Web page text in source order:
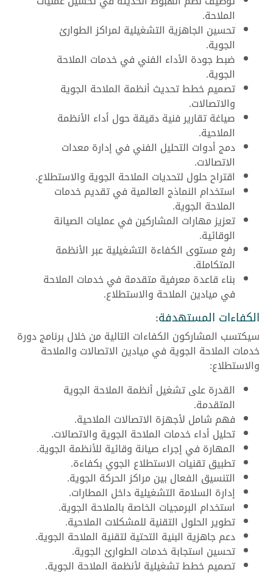
الملاحة.
تحسين الجاهزية التشغيلية لمراكز الطوارئ
الجوية.
ضبط جودة الأداء الفني في خدمات الملاحة
الجوية.
تصميم خطط تحديث أنظمة الملاحة الجوية
والاتصالات.
صياغة تقارير فنية دقيقة حول أداء الأنظمة
الملاحية.
دمج أدوات التحليل الفني في إدارة معدات
الاتصالات.
اقتراح حلول لتحديات الملاحة الجوية والاستطلاع.
استخدام النماذج العالمية في تقديم خدمات
الملاحة الجوية.
تعزيز مهارات المشاركين في عمليات الصيانة
الوقائية.
رفع مستوى الكفاءة التشغيلية عبر الأنظمة
المتكاملة.
بناء قاعدة معرفية متقدمة في خدمات الملاحة
في ميادين الملاحة والاستطلاع.
الكفاءات المستهدفة:
سيكتسب المشاركون الكفاءات التالية من خلال برنامج دورة
خدمات الملاحة الجوية في ميادين الاتصالات والملاحة
والاستطلاع:
القدرة على تشغيل أنظمة الملاحة الجوية
المتقدمة.
فهم شامل لأجهزة الاتصالات الملاحية.
تحليل أداء خدمات الملاحة الجوية والاتصالات.
المهارة في إجراء صيانة وقائية للأنظمة الجوية.
تطبيق تقنيات الاستطلاع الجوي بكفاءة.
التنسيق الفعال بين مراكز الحركة الجوية.
إدارة السلامة التشغيلية داخل المطارات.
استخدام البرمجيات الخاصة بالملاحة الجوية.
تطوير الحلول التقنية للمشكلات الملاحية.
دعم جاهزية البنية التحتية لتقنية الملاحة الجوية.
تحسين استجابة خدمات الطوارئ الجوية.
تصميم خطط تشغيلية لأنظمة الملاحة الجوية.